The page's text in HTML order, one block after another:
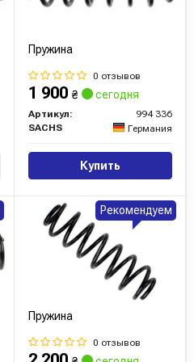
Пружина
0 отзывов
1 900 ₴ сегодня
Артикул:
994 336
SACHS
Германия
Купить
Пружина
0 отзывов
Рекомендуем